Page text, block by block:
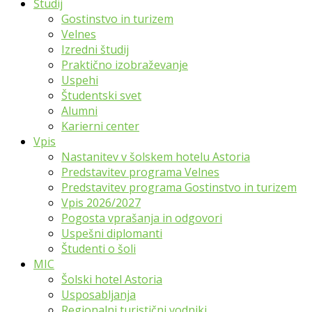
Študij
Gostinstvo in turizem
Velnes
Izredni študij
Praktično izobraževanje
Uspehi
Študentski svet
Alumni
Karierni center
Vpis
Nastanitev v šolskem hotelu Astoria
Predstavitev programa Velnes
Predstavitev programa Gostinstvo in turizem
Vpis 2026/2027
Pogosta vprašanja in odgovori
Uspešni diplomanti
Študenti o šoli
MIC
Šolski hotel Astoria
Usposabljanja